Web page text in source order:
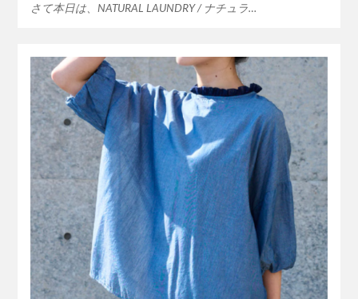
さて本日は、NATURAL LAUNDRY / ナチュラ…